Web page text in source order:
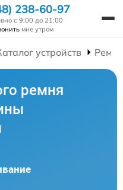
238-60-97
с 9:00 до 21:00
мне утром
устройств
ремня